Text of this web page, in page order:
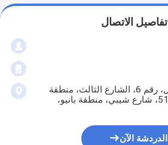
تفاصيل الاتصال
الغرفة 101، الطابق الأول، رقم 6، الشارع الثالث، منطقة
بينغشان الصناعية 511495، شارع شيبي، منطقة بانيو،
الدردشة الآن